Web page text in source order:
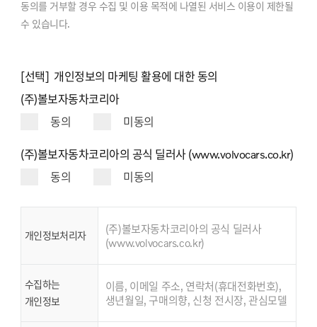
동의를 거부할 경우 수집 및 이용 목적에 나열된 서비스 이용이 제한될
수 있습니다.
[선택] 개인정보의 마케팅 활용에 대한 동의
(주)볼보자동차코리아
동의
미동의
(주)볼보자동차코리아의 공식 딜러사 (www.volvocars.co.kr)
동의
미동의
개인정보처리자
(주)볼보자동차코리아의 공식 딜러사
(www.volvocars.co.kr)
수집하는
개인정보
이름, 이메일 주소, 연락처(휴대전화번호),
생년월일, 구매의향, 신청 전시장, 관심모델